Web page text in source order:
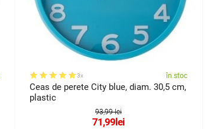
3x în stoc
Ceas de perete City blue, diam. 30,5 cm,
plastic
93,99 lei
71,99 lei